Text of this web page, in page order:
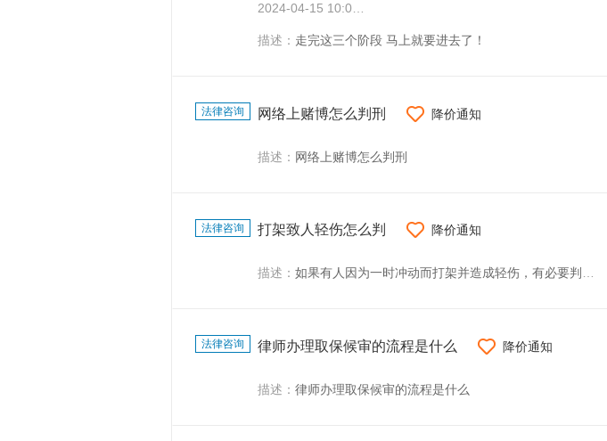
描述： 走完这三个阶段 马上就要进去了！
法律咨询 网络上赌博怎么判刑 降价通知
描述： 网络上赌博怎么判刑
法律咨询 打架致人轻伤怎么判 降价通知
描述： 如果有人因为一时冲动而打架并造成轻伤，有必要判刑吗？我们应该如何判断？
法律咨询 律师办理取保候审的流程是什么 降价通知
描述： 律师办理取保候审的流程是什么